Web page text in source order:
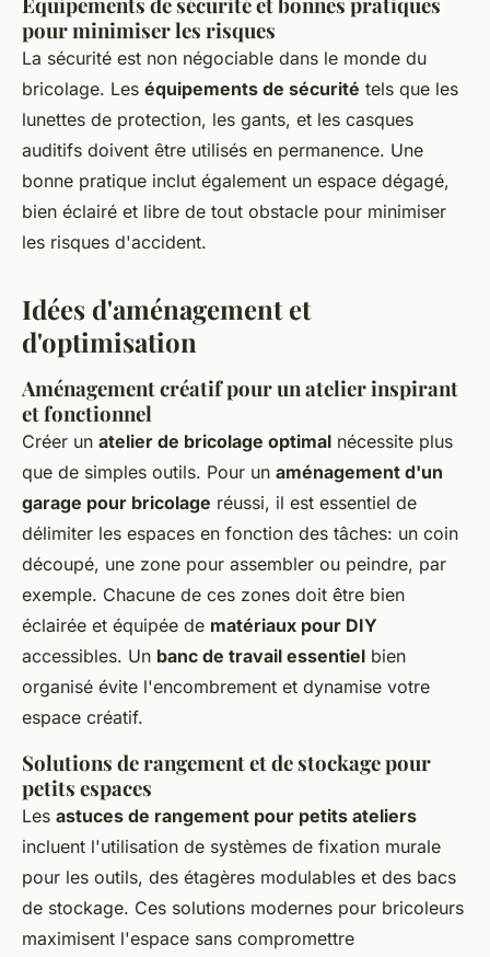
pour minimiser les risques
La sécurité est non négociable dans le monde du
bricolage. Les équipements de sécurité tels que les
lunettes de protection, les gants, et les casques
auditifs doivent être utilisés en permanence. Une
bonne pratique inclut également un espace dégagé,
bien éclairé et libre de tout obstacle pour minimiser
les risques d'accident.
Idées d'aménagement et
d'optimisation
Aménagement créatif pour un atelier inspirant
et fonctionnel
Créer un atelier de bricolage optimal nécessite plus
que de simples outils. Pour un aménagement d'un
garage pour bricolage réussi, il est essentiel de
délimiter les espaces en fonction des tâches: un coin
découpé, une zone pour assembler ou peindre, par
exemple. Chacune de ces zones doit être bien
éclairée et équipée de matériaux pour DIY
accessibles. Un banc de travail essentiel bien
organisé évite l'encombrement et dynamise votre
espace créatif.
Solutions de rangement et de stockage pour
petits espaces
Les astuces de rangement pour petits ateliers
incluent l'utilisation de systèmes de fixation murale
pour les outils, des étagères modulables et des bacs
de stockage. Ces solutions modernes pour bricoleurs
maximisent l'espace sans compromettre